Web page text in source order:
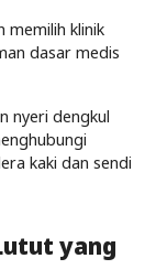
memilih klinik
dasar medis
nyeri dengkul
kaki dan sendi
yang